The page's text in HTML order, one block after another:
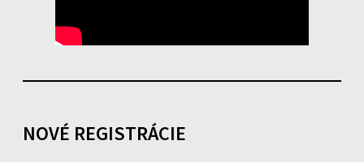
NOVÉ REGISTRÁCIE